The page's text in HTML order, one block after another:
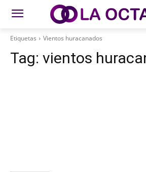
Etiquetas Vientos huracanados
Tag: vientos